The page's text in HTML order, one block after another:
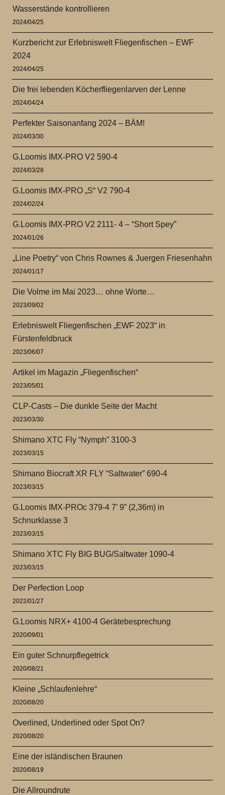
Wasserstände kontrollieren
2024/04/25
Kurzbericht zur Erlebniswelt Fliegenfischen – EWF
2024
2024/04/25
Die frei lebenden Köcherfliegenlarven der Lenne
2024/04/24
Perfekter Saisonanfang 2024 – BÄM!
2024/03/30
G.Loomis IMX-PRO V2 590-4
2024/03/28
G.Loomis IMX-PRO „S“ V2 790-4
2024/02/24
G.Loomis IMX-PRO V2 2111- 4 – “Short Spey”
2024/01/26
„Line Poetry“ von Chris Rownes & Juergen Friesenhahn
2024/01/17
Die Volme im Mai 2023… ohne Worte…
2023/09/02
Erlebniswelt Fliegenfischen „EWF 2023“ in
Fürstenfeldbruck
2023/06/07
Artikel im Magazin „Fliegenfischen“
2023/05/01
CLP-Casts – Die dunkle Seite der Macht
2023/03/30
Shimano XTC Fly “Nymph” 3100-3
2023/03/15
Shimano Biocraft XR FLY “Saltwater” 690-4
2023/03/15
G.Loomis IMX-PROc 379-4 7’ 9” (2,36m) in
Schnurklasse 3
2023/03/15
Shimano XTC Fly BIG BUG/Saltwater 1090-4
2023/03/15
Der Perfection Loop
2022/01/27
G.Loomis NRX+ 4100-4 Gerätebesprechung
2020/09/01
Ein guter Schnurpflegetrick
2020/08/21
Kleine „Schlaufenlehre“
2020/08/20
Overlined, Underlined oder Spot On?
2020/08/20
Eine der isländischen Braunen
2020/08/19
Die Allroundrute